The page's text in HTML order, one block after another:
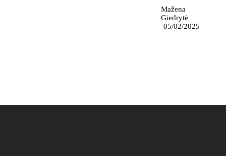
Mažena
Giedrytė
05/02/2025